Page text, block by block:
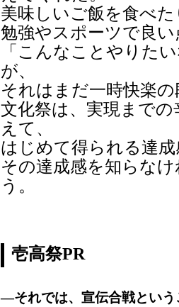
美味しいご飯を食べ
勉強やスポーツで良
「こんなことやりた
が、
それはまだ一時快楽
文化祭は、実現まで
えて、
はじめて得られる達
その達成感を知らな
う。
壱高祭PR
―それでは、宣伝合戦という